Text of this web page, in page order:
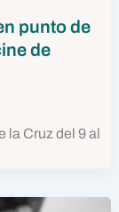
punto de
de
la Cruz del 9 al